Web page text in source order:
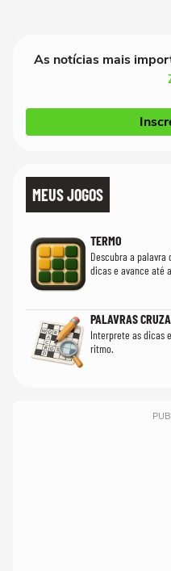
As notícias mais
MEUS JOGOS
TERMO
Descubra a palavra
dicas e avance até
PALAVRAS
Interprete as dicas
ritmo.